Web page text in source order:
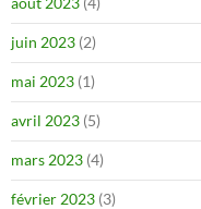
juin 2023 (2)
mai 2023 (1)
avril 2023 (5)
mars 2023 (4)
février 2023 (3)